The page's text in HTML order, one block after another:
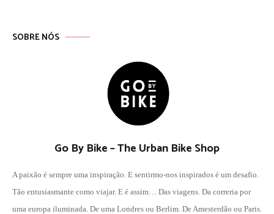
SOBRE NÓS
Go By Bike – The Urban Bike Shop
A paixão é sempre uma inspiração. E sentirmo-nos inspirados é um desafio.
Tão entusiasmante como viajar. E é assim… Das viagens. Da correria por
uma europa iluminada. De uma Londres ou Berlim. De Amesterdão ou Paris.